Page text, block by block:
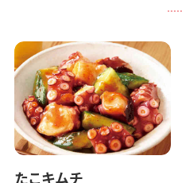
たこキムチ